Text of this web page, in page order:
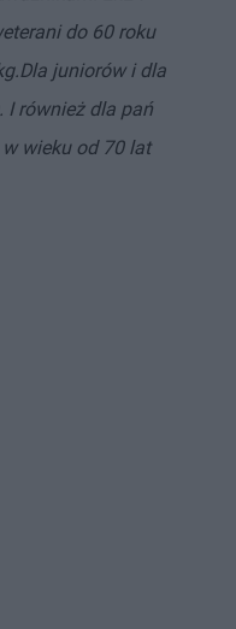
do 60 roku
Dla juniorów i dla
I również dla pań
w wieku od 70 lat